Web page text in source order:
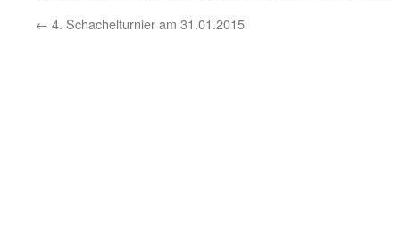
← 4. Schachelturnier am 31.01.2015